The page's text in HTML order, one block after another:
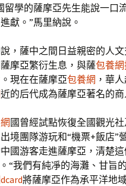
留學的薩摩亞先生能說一口
獻。”馬里納說。
，薩中之間日益親密的人
摩亞繁衍生息，與薩包養
現在在薩摩亞包養網 ，華
近的后代成為薩摩亞著名的商
國曾經試點恢復全國觀光
出境團隊游玩和“機票+飯店
國游客走進薩摩亞，清楚
“我們有純凈的海灘、甘旨
將薩摩亞作為承平洋地